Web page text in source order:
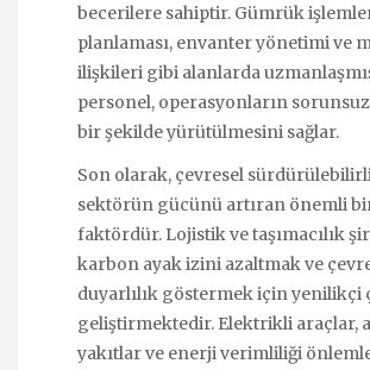
becerilere sahiptir. Gümrük
planlaması, envanter yönetimi ve
ilişkileri gibi alanlarda
personel, operasyonların
bir şekilde yürütülmesini sağlar.
Son olarak, çevresel
sektörün gücünü artıran önemli
faktördür. Lojistik ve taşımacılık
karbon ayak izini azaltmak ve
duyarlılık göstermek için yenilikçi
geliştirmektedir. Elektrikli araçlar,
yakıtlar ve enerji verimliliği